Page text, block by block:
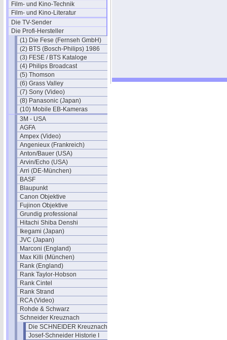
Film- und Kino-Technik
Film- und Kino-Literatur
Die TV-Sender
Die Profi-Hersteller
(1) Die Fese (Fernseh GmbH)
(2) BTS (Bosch-Philips) 1986
(3) FESE / BTS Kataloge
(4) Philips Broadcast
(5) Thomson
(6) Grass Valley
(7) Sony (Video)
(8) Panasonic (Japan)
(10) Mobile EB-Kameras
3M - USA
AGFA
Ampex (Video)
Angenieux (Frankreich)
Anton/Bauer (USA)
Arvin/Echo (USA)
Arri (DE-München)
BASF
Blaupunkt
Canon Objektive
Fujinon Objektive
Grundig professional
Hitachi Shiba Denshi
Ikegami (Japan)
JVC (Japan)
Marconi (England)
Max Killi (München)
Rank (England)
Rank Taylor-Hobson
Rank Cintel
Rank Strand
RCA (Video)
Rohde & Schwarz
Schneider Kreuznach
Die SCHNEIDER Kreuznach Historie
Josef-Schneider Historie I